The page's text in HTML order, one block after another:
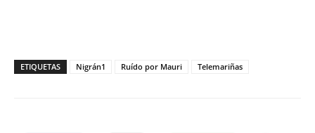
ETIQUETAS Nigrán1 Ruído por Mauri Telemariñas